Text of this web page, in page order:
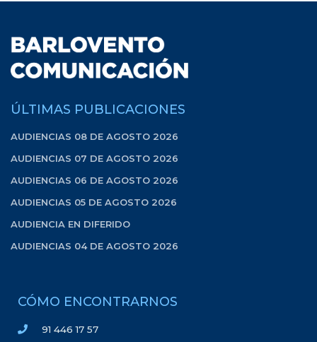
ÚLTIMAS PUBLICACIONES
AUDIENCIAS 08 DE AGOSTO 2026
AUDIENCIAS 07 DE AGOSTO 2026
AUDIENCIAS 06 DE AGOSTO 2026
AUDIENCIAS 05 DE AGOSTO 2026
AUDIENCIA EN DIFERIDO
AUDIENCIAS 04 DE AGOSTO 2026
CÓMO ENCONTRARNOS
91 446 17 57